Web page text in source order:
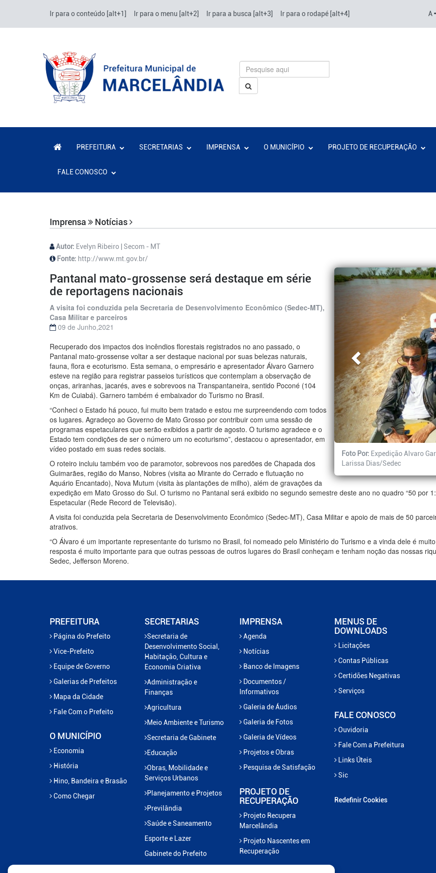
Ir para o conteúdo [alt+1] Ir para o menu [alt+2] Ir para a busca [alt+3] Ir para o rodapé [alt+4] A
PREFEITURA SECRETARIAS IMPRENSA O MUNICÍPIO PROJETO DE RECUPERAÇÃO
FALE CONOSCO
Imprensa Notícias
Autor: Evelyn Ribeiro | Secom - MT
Fonte: http://www.mt.gov.br/
Pantanal mato-grossense será destaque em série
de reportagens nacionais
A visita foi conduzida pela Secretaria de Desenvolvimento Econômico (Sedec-MT),
Casa Militar e parceiros
09 de Junho,2021
Previous
Foto Por: Expedição Alvaro
Larissa Dias/Sedec
Recuperado dos impactos dos incêndios florestais registrados no ano passado, o
Pantanal mato-grossense voltar a ser destaque nacional por suas belezas naturais,
fauna, flora e ecoturismo. Esta semana, o empresário e apresentador Álvaro Garnero
esteve na região para registrar passeios turísticos que contemplam a observação de
onças, ariranhas, jacarés, aves e sobrevoos na Transpantaneira, sentido Poconé (104
Km de Cuiabá). Garnero também é embaixador do Turismo no Brasil.
“Conheci o Estado há pouco, fui muito bem tratado e estou me surpreendendo com todos
os lugares. Agradeço ao Governo de Mato Grosso por contribuir com uma sessão de
programas espetaculares que serão exibidos a partir de agosto. O turismo agradece e o
Estado tem condições de ser o número um no ecoturismo”, destacou o apresentador, em
vídeo postado em suas redes sociais.
O roteiro incluiu também voo de paramotor, sobrevoos nos paredões de Chapada dos
Guimarães, região do Manso, Nobres (visita ao Mirante do Cerrado e flutuação no
Aquário Encantado), Nova Mutum (visita às plantações de milho), além de gravações da
expedição em Mato Grosso do Sul. O turismo no Pantanal será exibido no segundo semestre deste ano no quadro “50 por
Espetacular (Rede Record de Televisão).
A visita foi conduzida pela Secretaria de Desenvolvimento Econômico (Sedec-MT), Casa Militar e apoio de mais de 50
atrativos.
“O Álvaro é um importante representante do turismo no Brasil, foi nomeado pelo Ministério do Turismo e a vinda dele é
resposta é muito importante para que outras pessoas de outros lugares do Brasil conheçam e tenham noção das nossas
Sedec, Jefferson Moreno.
PREFEITURA
Página do Prefeito
Vice-Prefeito
Equipe de Governo
Galerias de Prefeitos
Mapa da Cidade
Fale Com o Prefeito
O MUNICÍPIO
Economia
História
Hino, Bandeira e Brasão
Como Chegar
SECRETARIAS
Secretaria de
Desenvolvimento Social,
Habitação, Cultura e
Economia Criativa
Administração e
Finanças
Agricultura
Meio Ambiente e Turismo
Secretaria de Gabinete
Educação
Obras, Mobilidade e
Serviços Urbanos
Planejamento e Projetos
Previlândia
Saúde e Saneamento
Esporte e Lazer
Gabinete do Prefeito
IMPRENSA
Agenda
Notícias
Banco de Imagens
Documentos /
Informativos
Galeria de Áudios
Galeria de Fotos
Galeria de Vídeos
Projetos e Obras
Pesquisa de Satisfação
PROJETO DE
RECUPERAÇÃO
Projeto Recupera
Marcelândia
Projeto Nascentes em
Recuperação
MENUS DE
DOWNLOADS
Licitações
Contas Públicas
Certidões Negativas
Serviços
FALE CONOSCO
Ouvidoria
Fale Com a Prefeitura
Links Úteis
Sic
Redefinir Cookies